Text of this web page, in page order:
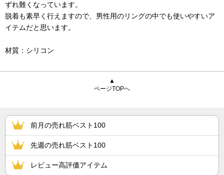
ずれ難くなっています。
脱着も素早く行えますので、男性用のリングの中でも使いやすいア
イテムだと思います。
材質：シリコン
▲
ページTOPへ
前月の売れ筋ベスト100
先週の売れ筋ベスト100
レビュー高評価アイテム